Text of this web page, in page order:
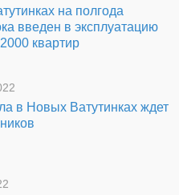
на полгода
введен в эксплуатацию
квартир
в Новых Ватутинках ждет